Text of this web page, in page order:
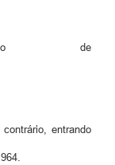
de Água
de
entrando